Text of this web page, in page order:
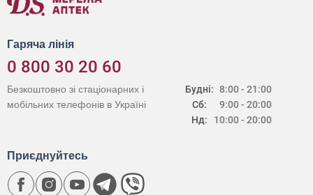
Гаряча лінія
0 800 30 20 60
Будні:
Сб:
Нд:
8:00 - 21:00
9:00 - 20:00
10:00 - 20:00
Безкоштовно зі стаціонарних і
мобільних телефонів в Україні
Приєднуйтесь